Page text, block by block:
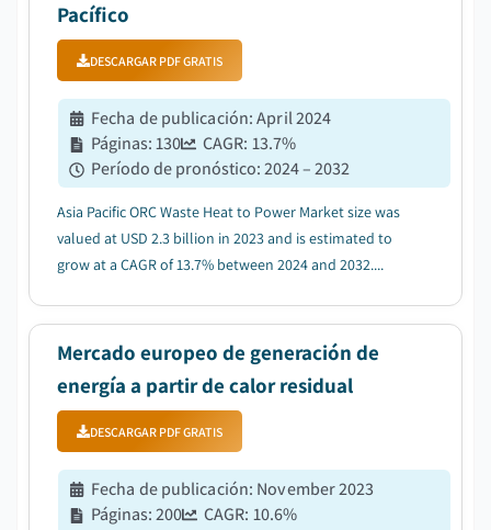
Pacífico
DESCARGAR PDF GRATIS
Fecha de publicación:April 2024
Páginas:130 CAGR: 13.7%
Período de pronóstico:2024 – 2032
Asia Pacific ORC Waste Heat to Power Market size was
valued at USD 2.3 billion in 2023 and is estimated to
grow at a CAGR of 13.7% between 2024 and 2032....
Mercado europeo de generación de
energía a partir de calor residual
DESCARGAR PDF GRATIS
Fecha de publicación: November 2023
Páginas:200 CAGR: 10.6%